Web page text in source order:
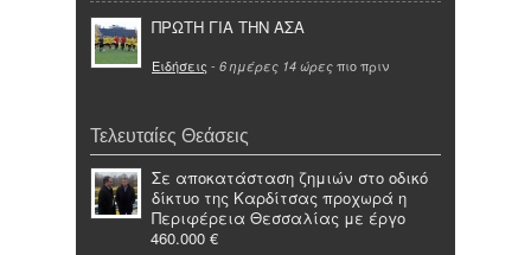
ΠΡΩΤΗ ΓΙΑ ΤΗΝ ΑΣΑ
Ειδήσεις - 6 ημέρες 14 ώρες πιο πριν
Τελευταίες Θεάσεις
Σε αποκατάσταση ζημιών στο οδικό
δίκτυο της Καρδίτσας προχωρά η
Περιφέρεια Θεσσαλίας με έργο
460.000 €